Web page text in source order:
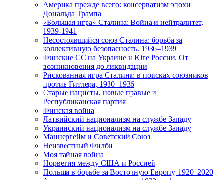
Америка прежде всего: консерватизм эпохи
Дональда Трампа
«Большая игра» Сталина: Война и нейтралитет,
1939-1941
Несостоявшийся союз Сталина: борьба за
коллективную безопасность. 1936–1939
Финские СС на Украине и Юге России. От
возникновения до ликвидации
Рискованная игра Сталина: в поисках союзников
против Гитлера, 1930–1936
Старые нацисты, новые правые и
Республиканская партия
Финская война
Латвийский национализм на службе Западу
Украинский национализм на службе Западу
Маннергейм и Советский Союз
Неизвестный Филби
Моя тайная война
Норвегия между США и Россией
Польша в борьбе за Восточную Европу, 1920–2020